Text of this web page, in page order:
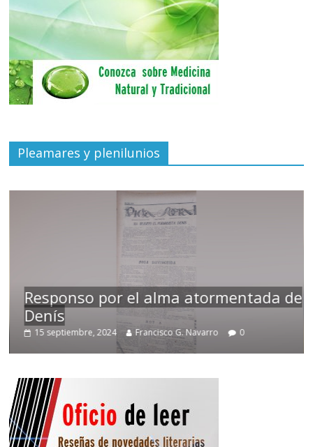
Pleamares y plenilunios
Responso por el alma atormentada de
Denís
15 septiembre, 2024 Francisco G. Navarro 0